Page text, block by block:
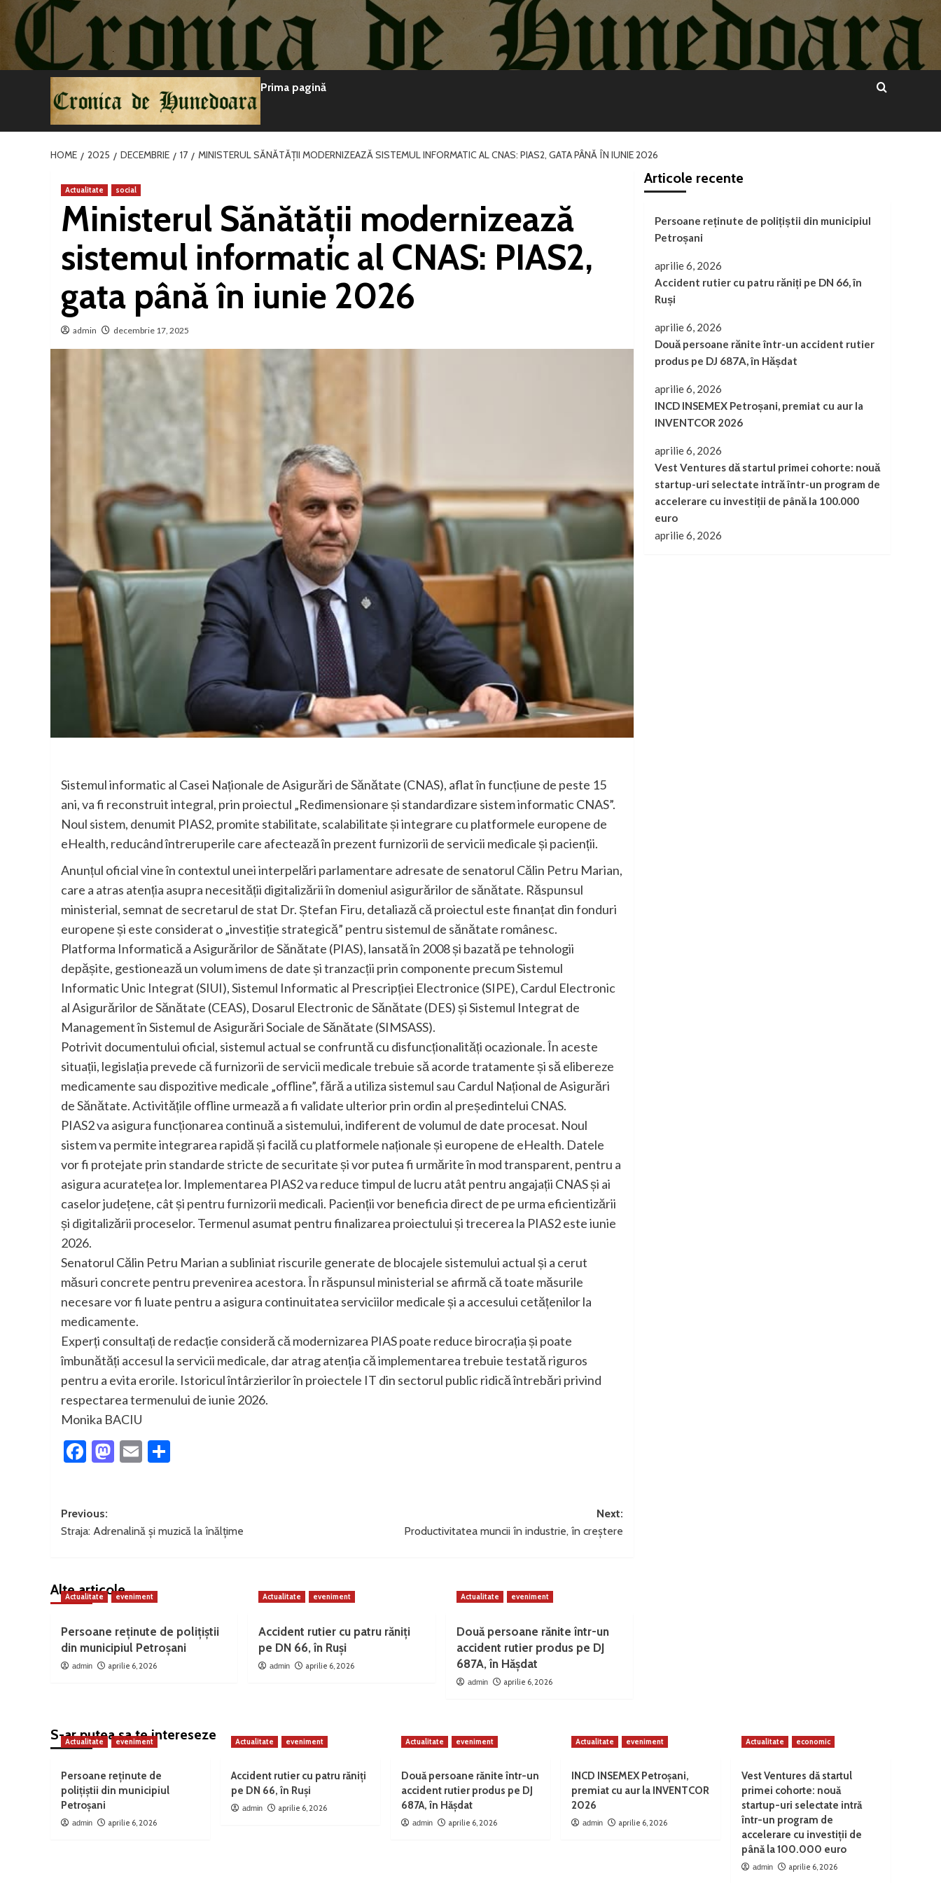
conținut
Prima pagină
HOME 2025 DECEMBRIE 17 MINISTERUL SĂNĂTĂȚII MODERNIZEAZĂ SISTEMUL INFORMATIC AL CNAS: PIAS2, GATA PÂNĂ ÎN IUNIE 2026
Actualitate social
Ministerul Sănătății modernizează
sistemul informatic al CNAS: PIAS2,
gata până în iunie 2026
admin decembrie 17, 2025
Sistemul informatic al Casei Naționale de Asigurări de Sănătate (CNAS), aflat în funcțiune de peste 15
ani, va fi reconstruit integral, prin proiectul „Redimensionare și standardizare sistem informatic CNAS”.
Noul sistem, denumit PIAS2, promite stabilitate, scalabilitate și integrare cu platformele europene de
eHealth, reducând întreruperile care afectează în prezent furnizorii de servicii medicale și pacienții.
Anunțul oficial vine în contextul unei interpelări parlamentare adresate de senatorul Călin Petru Marian,
care a atras atenția asupra necesității digitalizării în domeniul asigurărilor de sănătate. Răspunsul
ministerial, semnat de secretarul de stat Dr. Ștefan Firu, detaliază că proiectul este finanțat din fonduri
europene și este considerat o „investiție strategică” pentru sistemul de sănătate românesc.
Platforma Informatică a Asigurărilor de Sănătate (PIAS), lansată în 2008 și bazată pe tehnologii
depășite, gestionează un volum imens de date și tranzacții prin componente precum Sistemul
Informatic Unic Integrat (SIUI), Sistemul Informatic al Prescripției Electronice (SIPE), Cardul Electronic
al Asigurărilor de Sănătate (CEAS), Dosarul Electronic de Sănătate (DES) și Sistemul Integrat de
Management în Sistemul de Asigurări Sociale de Sănătate (SIMSASS).
Potrivit documentului oficial, sistemul actual se confruntă cu disfuncționalități ocazionale. În aceste
situații, legislația prevede că furnizorii de servicii medicale trebuie să acorde tratamente și să elibereze
medicamente sau dispozitive medicale „offline”, fără a utiliza sistemul sau Cardul Național de Asigurări
de Sănătate. Activitățile offline urmează a fi validate ulterior prin ordin al președintelui CNAS.
PIAS2 va asigura funcționarea continuă a sistemului, indiferent de volumul de date procesat. Noul
sistem va permite integrarea rapidă și facilă cu platformele naționale și europene de eHealth. Datele
vor fi protejate prin standarde stricte de securitate și vor putea fi urmărite în mod transparent, pentru a
asigura acuratețea lor. Implementarea PIAS2 va reduce timpul de lucru atât pentru angajații CNAS și ai
caselor județene, cât și pentru furnizorii medicali. Pacienții vor beneficia direct de pe urma eficientizării
și digitalizării proceselor. Termenul asumat pentru finalizarea proiectului și trecerea la PIAS2 este iunie
2026.
Senatorul Călin Petru Marian a subliniat riscurile generate de blocajele sistemului actual și a cerut
măsuri concrete pentru prevenirea acestora. În răspunsul ministerial se afirmă că toate măsurile
necesare vor fi luate pentru a asigura continuitatea serviciilor medicale și a accesului cetățenilor la
medicamente.
Experți consultați de redacție consideră că modernizarea PIAS poate reduce birocrația și poate
îmbunătăți accesul la servicii medicale, dar atrag atenția că implementarea trebuie testată riguros
pentru a evita erorile. Istoricul întârzierilor în proiectele IT din sectorul public ridică întrebări privind
respectarea termenului de iunie 2026.
Monika BACIU
Facebook
Mastodon
Email
Post
navigation
Previous:
Straja: Adrenalină și muzică la înălțime
Next:
Productivitatea muncii în industrie, în creștere
Alte articole
Actualitate eveniment
Persoane reținute de polițiștii
din municipiul Petroșani
admin aprilie 6, 2026
Actualitate eveniment
Accident rutier cu patru răniți
pe DN 66, în Ruși
admin aprilie 6, 2026
Actualitate eveniment
Două persoane rănite într-un
accident rutier produs pe DJ
687A, în Hășdat
admin aprilie 6, 2026
Articole recente
Persoane reținute de polițiștii din municipiul
Petroșani
aprilie 6, 2026
Accident rutier cu patru răniți pe DN 66, în
Ruși
aprilie 6, 2026
Două persoane rănite într-un accident rutier
produs pe DJ 687A, în Hășdat
aprilie 6, 2026
INCD INSEMEX Petroșani, premiat cu aur la
INVENTCOR 2026
aprilie 6, 2026
Vest Ventures dă startul primei cohorte: nouă
startup-uri selectate intră într-un program de
accelerare cu investiții de până la 100.000
euro
aprilie 6, 2026
S-ar putea sa te intereseze
Actualitate eveniment
Persoane reținute de
polițiștii din municipiul
Petroșani
admin aprilie 6, 2026
Actualitate eveniment
Accident rutier cu patru răniți
pe DN 66, în Ruși
admin aprilie 6, 2026
Actualitate eveniment
Două persoane rănite într-un
accident rutier produs pe DJ
687A, în Hășdat
admin aprilie 6, 2026
Actualitate eveniment
INCD INSEMEX Petroșani,
premiat cu aur la INVENTCOR
2026
admin aprilie 6, 2026
Actualitate economic
Vest Ventures dă startul
primei cohorte: nouă
startup-uri selectate intră
într-un program de
accelerare cu investiții de
până la 100.000 euro
admin aprilie 6, 2026